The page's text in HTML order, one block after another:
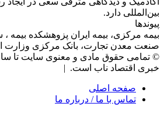
بین‌المللی دارد.
پیوندها
بیمه مرکزی، بیمه ایران پزوهشکده
صنعت معدن تجارت، بانک مرکزی وزارت
خبری اقتصاد ناب است. |
صفحه اصلی
تماس با ما / درباره ما